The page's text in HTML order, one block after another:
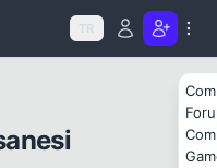
TR Kapat